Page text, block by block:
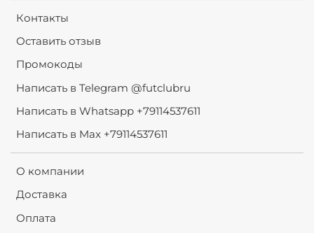
Контакты
Оставить отзыв
Промокоды
Написать в Telegram @futclubru
Написать в Whatsapp +79114537611
Написать в Max +79114537611
О компании
Доставка
Оплата